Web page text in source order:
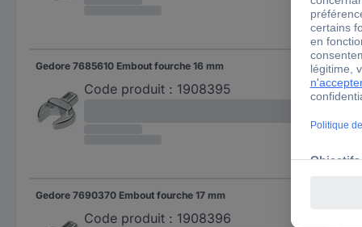
Gedore 7685610 Embout fourche 16 mm
Code produit : 1908395
16
Gedore 7690370 Embout fourche 17 mm
Code produit : 1908396